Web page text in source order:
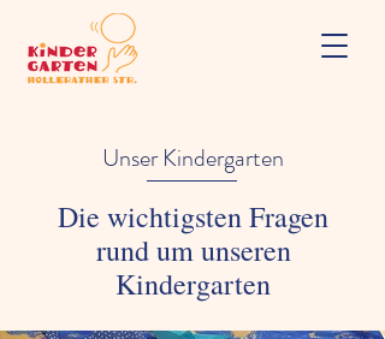
Unser Kindergarten
Die wichtigsten Fragen
rund um unseren
Kindergarten